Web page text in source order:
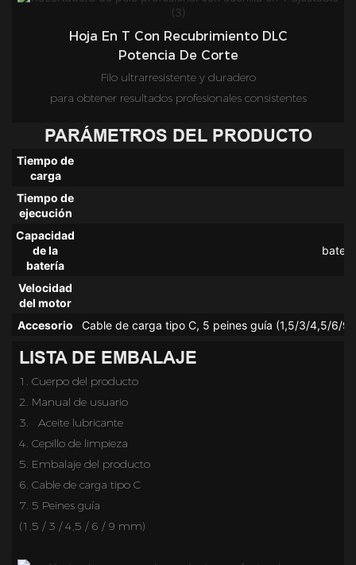
Hoja En T Con Recubrimiento DLC
Potencia De Corte
Filo ultrarresistente y duradero
para obtener resultados profesionales consistentes
PARÁMETROS DEL PRODUCTO
Tiempo de
carga
Tiempo de
ejecución
Capacidad
de la
batería
Velocidad
del motor
Accesorio
Cable de carga tipo C, 5 peines guía (1,5/3/4,5/6/9
LISTA DE EMBALAJE
1. Cuerpo del producto
2. Manual de usuario
3.
Aceite lubricante
4. Cepillo de limpieza
5. Embalaje del producto
6. Cable de carga tipo C
7. 5 Peines guía
(1,5 / 3 / 4,5 / 6 / 9 mm)